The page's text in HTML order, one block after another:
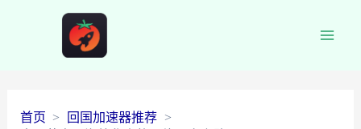
首页
回国加速器推荐